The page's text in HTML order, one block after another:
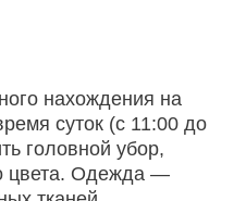
нахождения на
суток (с 11:00 до
головной убор,
цвета. Одежда —